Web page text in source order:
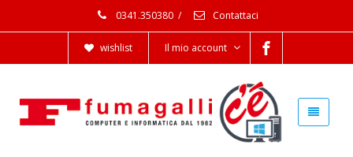
0341.350380 / Contattaci
wishlist Il mio account